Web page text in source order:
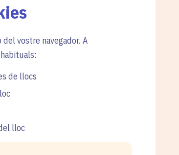
vostre navegador. A
de llocs
lloc